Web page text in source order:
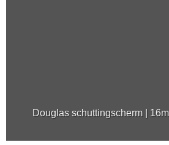
Douglas schuttingscherm |